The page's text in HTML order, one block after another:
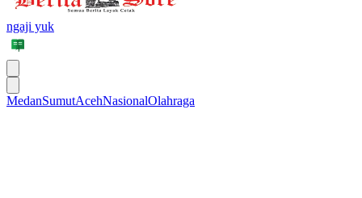
ngaji yuk
MedanSumutAcehNasionalOlahraga